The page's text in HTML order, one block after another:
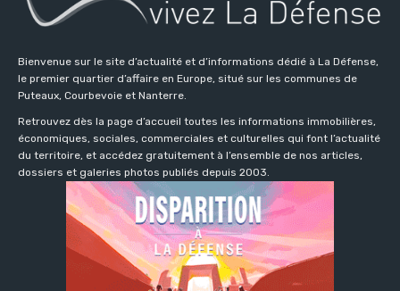
Bienvenue sur le site d’actualité et d’informations dédié à La Défense,
le premier quartier d’affaire en Europe, situé sur les communes de
Puteaux, Courbevoie et Nanterre.
Retrouvez dès la page d’accueil toutes les informations immobilières,
économiques, sociales, commerciales et culturelles qui font l’actualité
du territoire, et accédez gratuitement à l’ensemble de nos articles,
dossiers et galeries photos publiés depuis 2003.